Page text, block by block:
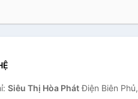
Siêu Thị Hòa PhátĐiện Biên Phủ,